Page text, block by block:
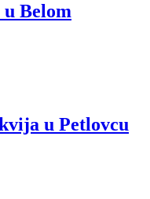
u Belom
u Petlovcu